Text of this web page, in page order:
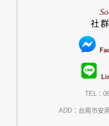
社
TEL：
ADD：台南市安